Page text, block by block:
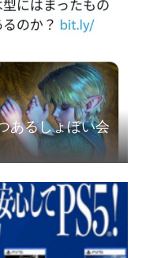
あるしょぼい会